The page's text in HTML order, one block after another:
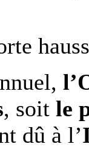
, soit le
dû à l’